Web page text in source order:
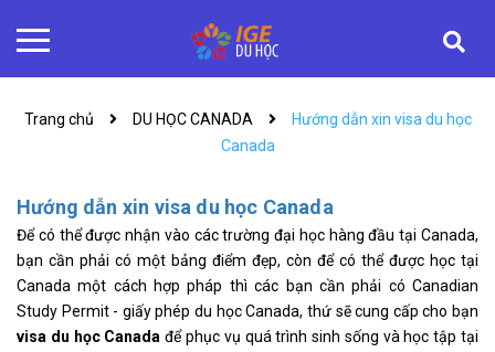
Trang chủ DU HỌC CANADA
Hướng dẫn xin visa du học
Canada
Hướng dẫn xin visa du học Canada
Để có thể được nhận vào các trường đại học hàng đầu tại Canada,
bạn cần phải có một bảng điểm đẹp, còn để có thể được học tại
Canada một cách hợp pháp thì các bạn cần phải có Canadian
Study Permit - giấy phép du học Canada, thứ sẽ cung cấp cho bạn
visa du học Canada để phục vụ quá trình sinh sống và học tập tại